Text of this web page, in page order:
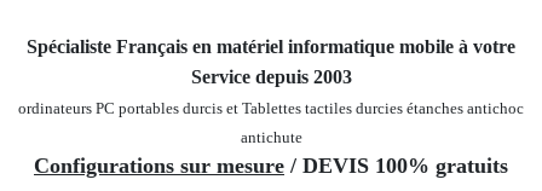
Spécialiste Français en matériel informatique mobile à votre
Service depuis 2003
ordinateurs PC portables durcis et Tablettes tactiles durcies étanches antichoc
antichute
Configurations sur mesure / DEVIS 100% gratuits